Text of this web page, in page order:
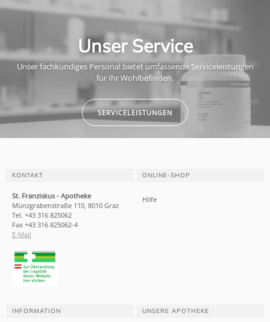
Unser Service
Unser fachkundiges Personal bietet umfassende Serviceleistungen
für Ihr Wohlbefinden.
SERVICELEISTUNGEN
KONTAKT
St. Franziskus - Apotheke
Münzgrabenstraße 110, 8010 Graz
Tel. +43 316 825062
Fax +43 316 825062-4
E-Mail
ONLINE-SHOP
Hilfe
INFORMATION UNSERE APOTHEKE